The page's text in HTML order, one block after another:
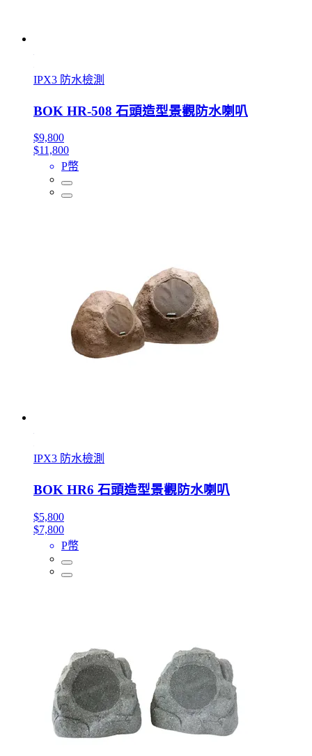
IPX3 防水檢測
BOK HR-508 石頭造型景觀防水喇叭
$9,800
$11,800
P幣
IPX3 防水檢測
BOK HR6 石頭造型景觀防水喇叭
$5,800
$7,800
P幣